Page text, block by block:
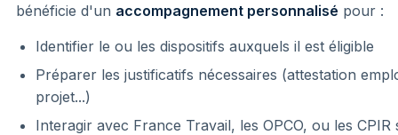
bénéficie d'un accompagnement personnalisé pour :
Identifier le ou les dispositifs auxquels il est éligible
Préparer les justificatifs nécessaires (attestation
projet...)
Interagir avec France Travail, les OPCO, ou les CPIR